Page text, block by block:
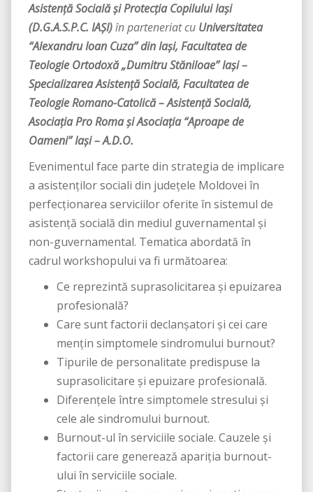
Asistență Socială și Protecția Copilului Iași
(D.G.A.S.P.C. IAȘI)în parteneriat cu Universitatea
“Alexandru Ioan Cuza” din Iași, Facultatea de
Teologie Ortodoxă„Dumitru Stăniloae” Iași –
Specializarea Asistență Socială, Facultatea de
Teologie Romano-Catolică – Asistență Socială,
Asociația Pro Roma și Asociaţia “Aproape de
Oameni” Iaşi – A.D.O.
Evenimentul face parte din strategia de implicare
a asistenţilor sociali din județele Moldovei în
perfecţionarea serviciilor oferite în sistemul de
asistență socială din mediul guvernamental și
non-guvernamental. Tematica abordată în
cadrul workshopului va fi următoarea:
Ce reprezintă suprasolicitarea și epuizarea
profesională?
Care sunt factorii declanșatori și cei care
mențin simptomele sindromului burnout?
Tipurile de personalitate predispuse la
suprasolicitare și epuizare profesională.
Diferențele între simptomele stresului și
cele ale sindromului burnout.
Burnout-ul în serviciile sociale. Cauzele și
factorii care generează apariția burnout-
ului în serviciile sociale.